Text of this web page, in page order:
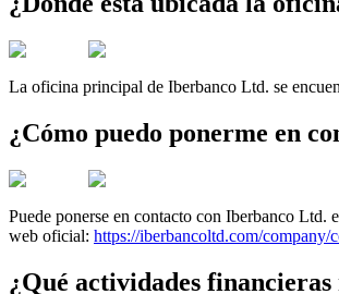
La oficina principal de Iberbanco Ltd. se
¿Cómo puedo ponerme en
Puede ponerse en contacto con Iberbanco Ltd.
web oficial: https://iberbancoltd.com/company/
¿Qué actividades